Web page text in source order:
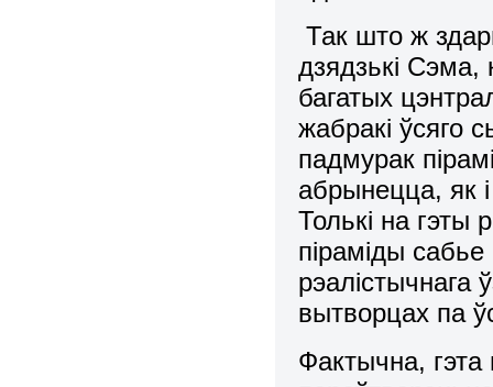
Так што ж
дзядзькі Сэма,
багатых
жабракі ўсяго
падмурак
абрынецца, як
Толькі на гэты
піраміды
рэалістычнага
вытворцах па
Фактычна,